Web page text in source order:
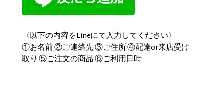
〈以下の内容をLineにて入力してください〉
①お名前 ②ご連絡先 ③ご住所 ④配達or来店受け
取り ⑤ご注文の商品 ⑥ご利用日時